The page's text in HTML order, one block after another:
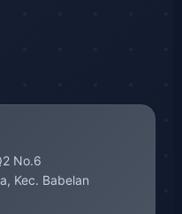
No.6
Kec. Babelan